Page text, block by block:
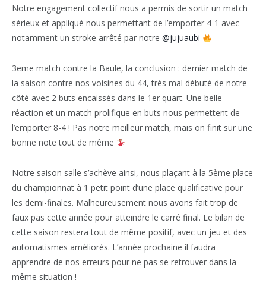
Notre engagement collectif nous a permis de sortir un match
sérieux et appliqué nous permettant de l’emporter 4-1 avec
notamment un stroke arrêté par notre @jujuaubi
3eme match contre la Baule, la conclusion : dernier match de
la saison contre nos voisines du 44, très mal débuté de notre
côté avec 2 buts encaissés dans le 1er quart. Une belle
réaction et un match prolifique en buts nous permettent de
l’emporter 8-4 ! Pas notre meilleur match, mais on finit sur une
bonne note tout de même
Notre saison salle s’achève ainsi, nous plaçant à la 5ème place
du championnat à 1 petit point d’une place qualificative pour
les demi-finales. Malheureusement nous avons fait trop de
faux pas cette année pour atteindre le carré final. Le bilan de
cette saison restera tout de même positif, avec un jeu et des
automatismes améliorés. L’année prochaine il faudra
apprendre de nos erreurs pour ne pas se retrouver dans la
même situation !